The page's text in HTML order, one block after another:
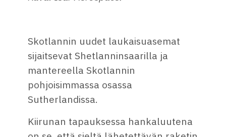
Skotlannin uudet laukaisuasemat
sijaitsevat Shetlanninsaarilla ja
mantereella Skotlannin
pohjoisimmassa osassa
Sutherlandissa.
Kiirunan tapauksessa hankaluutena